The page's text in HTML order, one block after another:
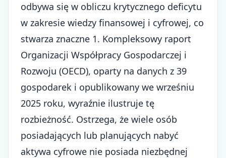
odbywa się w obliczu krytycznego deficytu
w zakresie wiedzy finansowej i cyfrowej, co
stwarza znaczne 1. Kompleksowy raport
Organizacji Współpracy Gospodarczej i
Rozwoju (OECD), oparty na danych z 39
gospodarek i opublikowany we wrześniu
2025 roku, wyraźnie ilustruje tę
rozbieżność. Ostrzega, że wiele osób
posiadających lub planujących nabyć
aktywa cyfrowe nie posiada niezbędnej